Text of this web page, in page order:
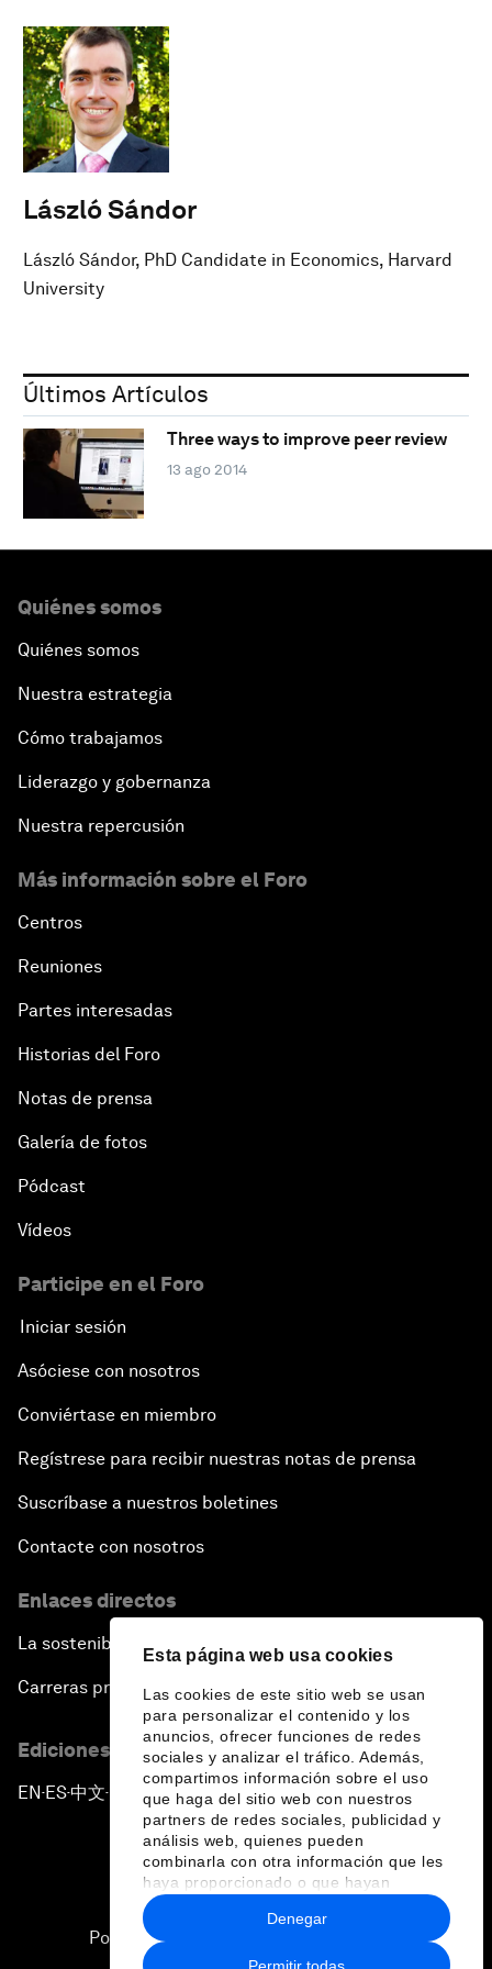
Esta página web usa cookies
Las cookies de este sitio web se usan
para personalizar el contenido y los
anuncios, ofrecer funciones de redes
sociales y analizar el tráfico. Además,
compartimos información sobre el uso
que haga del sitio web con nuestros
partners de redes sociales, publicidad y
análisis web, quienes pueden
combinarla con otra información que les
haya proporcionado o que hayan
recopilado a partir del uso que haya
hecho de sus servicios.
Permitir todas
Denegar
László Sándor
László Sándor, PhD Candidate in Economics, Harvard
University
Últimos Artículos
Three ways to improve peer review
13 ago 2014
Quiénes somos
Quiénes somos
Nuestra estrategia
Cómo trabajamos
Liderazgo y gobernanza
Nuestra repercusión
Más información sobre el Foro
Centros
Reuniones
Partes interesadas
Historias del Foro
Notas de prensa
Galería de fotos
Pódcast
Vídeos
Participe en el Foro
Iniciar sesión
Asóciese con nosotros
Conviértase en miembro
Regístrese para recibir nuestras notas de prensa
Suscríbase a nuestros boletines
Contacte con nosotros
Enlaces directos
La sostenibilidad en el Foro
Carreras profesionales
Ediciones en otros idiomas
EN ▪ES▪中文▪ 日本語
Política de privacidad y normas de uso